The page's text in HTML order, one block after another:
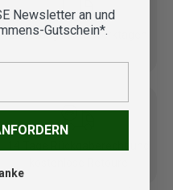
Lieferung in 3-5 Werktagen
Newsletter an und
Gutschein*.